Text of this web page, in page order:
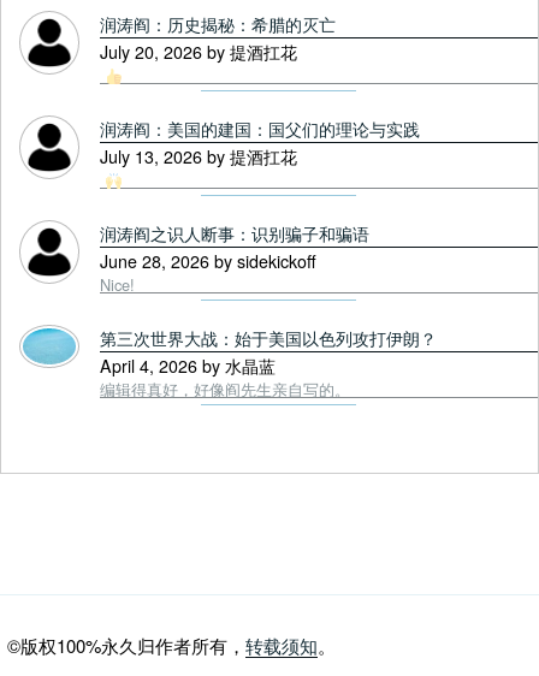
润涛阎：历史揭秘：希腊的灭亡
July 20, 2026 by 提酒扛花
润涛阎：美国的建国：国父们的理论与实践
July 13, 2026 by 提酒扛花
润涛阎之识人断事：识别骗子和骗语
June 28, 2026 by sidekickoff
Nice!
第三次世界大战：始于美国以色列攻打伊朗？
April 4, 2026 by 水晶蓝
编辑得真好，好像阎先生亲自写的。
©版权100%永久归作者所有， 转载须知。